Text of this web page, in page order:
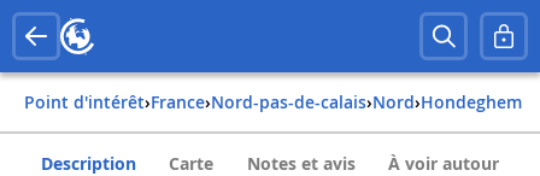
Point d'intérêt› france› nord-pas-de-calais› nord› hondeghem
Description Carte Notes et avis À voir autour